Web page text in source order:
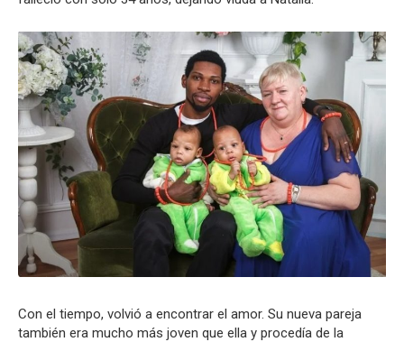
Con el tiempo, volvió a encontrar el amor. Su nueva pareja
también era mucho más joven que ella y procedía de la